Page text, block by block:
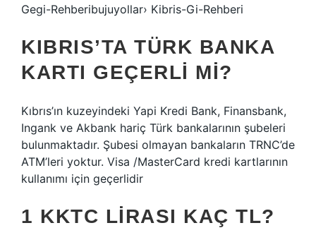
Gegi-Rehberibujuyollar› Kibris-Gi-Rehberi
KIBRIS’TA TÜRK BANKA
KARTI GEÇERLI MI?
Kıbrıs’ın kuzeyindeki Yapi Kredi Bank, Finansbank,
Ingank ve Akbank hariç Türk bankalarının şubeleri
bulunmaktadır. Şubesi olmayan bankaların TRNC’de
ATM’leri yoktur. Visa /MasterCard kredi kartlarının
kullanımı için geçerlidir
1 KKTC LIRASI KAÇ TL?